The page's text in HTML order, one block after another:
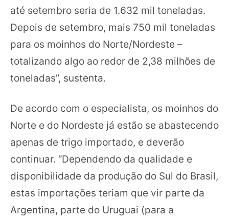
até setembro seria de 1.632 mil toneladas.
Depois de setembro, mais 750 mil toneladas
para os moinhos do Norte/Nordeste –
totalizando algo ao redor de 2,38 milhões de
toneladas”, sustenta.
De acordo com o especialista, os moinhos do
Norte e do Nordeste já estão se abastecendo
apenas de trigo importado, e deverão
continuar. “Dependendo da qualidade e
disponibilidade da produção do Sul do Brasil,
estas importações teriam que vir parte da
Argentina, parte do Uruguai (para a